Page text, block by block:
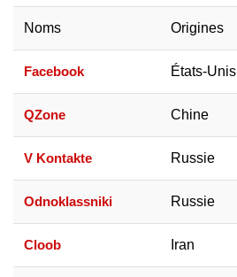
Noms Origines
Facebook États-Unis
QZone Chine
V Kontakte Russie
Odnoklassniki Russie
Cloob Iran